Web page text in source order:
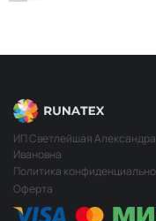
ИП Светлейшая Александра
Ивановна
Политика
Оферта